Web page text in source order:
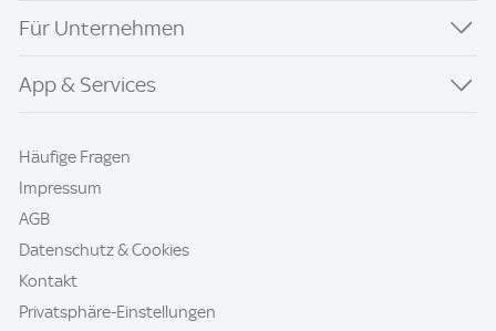
Für Unternehmen
App & Services
Häufige Fragen
Impressum
AGB
Datenschutz & Cookies
Kontakt
Privatsphäre-Einstellungen